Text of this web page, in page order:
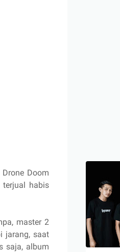
Doom
habis
master 2
jarang, saat
saja, album